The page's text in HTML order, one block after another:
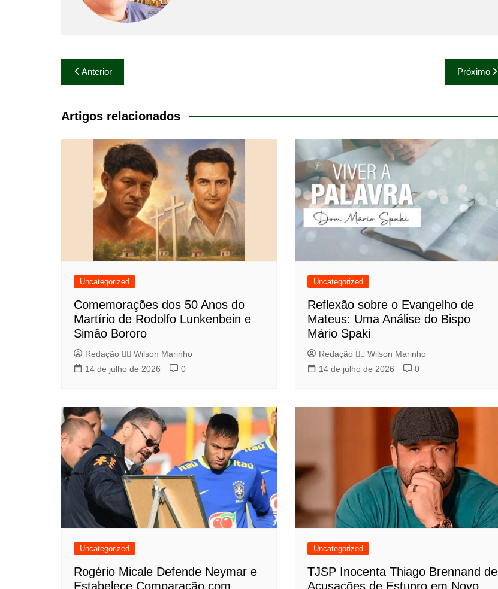
Navegação
de
Post
Anterior Próximo
Artigos relacionados
Uncategorized
Comemorações dos 50 Anos do
Martírio de Rodolfo Lunkenbein e
Simão Bororo
Redação 👨‍⚖️​ Wilson Marinho
14 de julho de 2026
0
Uncategorized
Reflexão sobre o Evangelho de
Mateus: Uma Análise do Bispo
Mário Spaki
Redação 👨‍⚖️​ Wilson Marinho
14 de julho de 2026
0
Uncategorized
Rogério Micale Defende Neymar e
Estabelece Comparação com
Uncategorized
TJSP Inocenta Thiago Brennand de
Acusações de Estupro em Novo